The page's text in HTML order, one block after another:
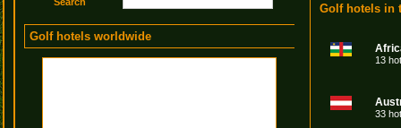
Golf hotels worldwide
Golf hotels in
13
33